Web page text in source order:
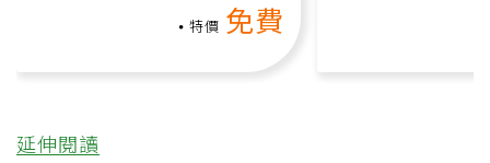
特價 免費
延伸閱讀